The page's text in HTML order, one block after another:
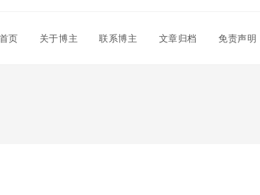
首页 关于博主 联系博主 文章归档 免责声明